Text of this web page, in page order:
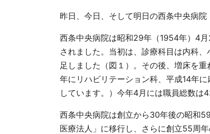
昨日、今日、そして明日の西条中央病院
西条中央病院は昭和29年（1954年） 4月
されました。当初は、診療科目は内科
足しました（図１）。その後、増床を重
年にリハビリテーション科、平成14年に
しています。）今年4月には職員総数は
西条中央病院は創立から30年後の昭和59
医療法人」に移行し、さらに創立55周